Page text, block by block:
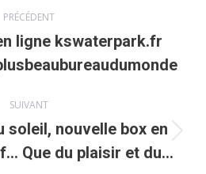
PRÉCÉDENT
Article
précédent
ligne kswaterpark.fr
SUIVANT
Article
suivant
soleil, nouvelle box en
Que du plaisir et du…